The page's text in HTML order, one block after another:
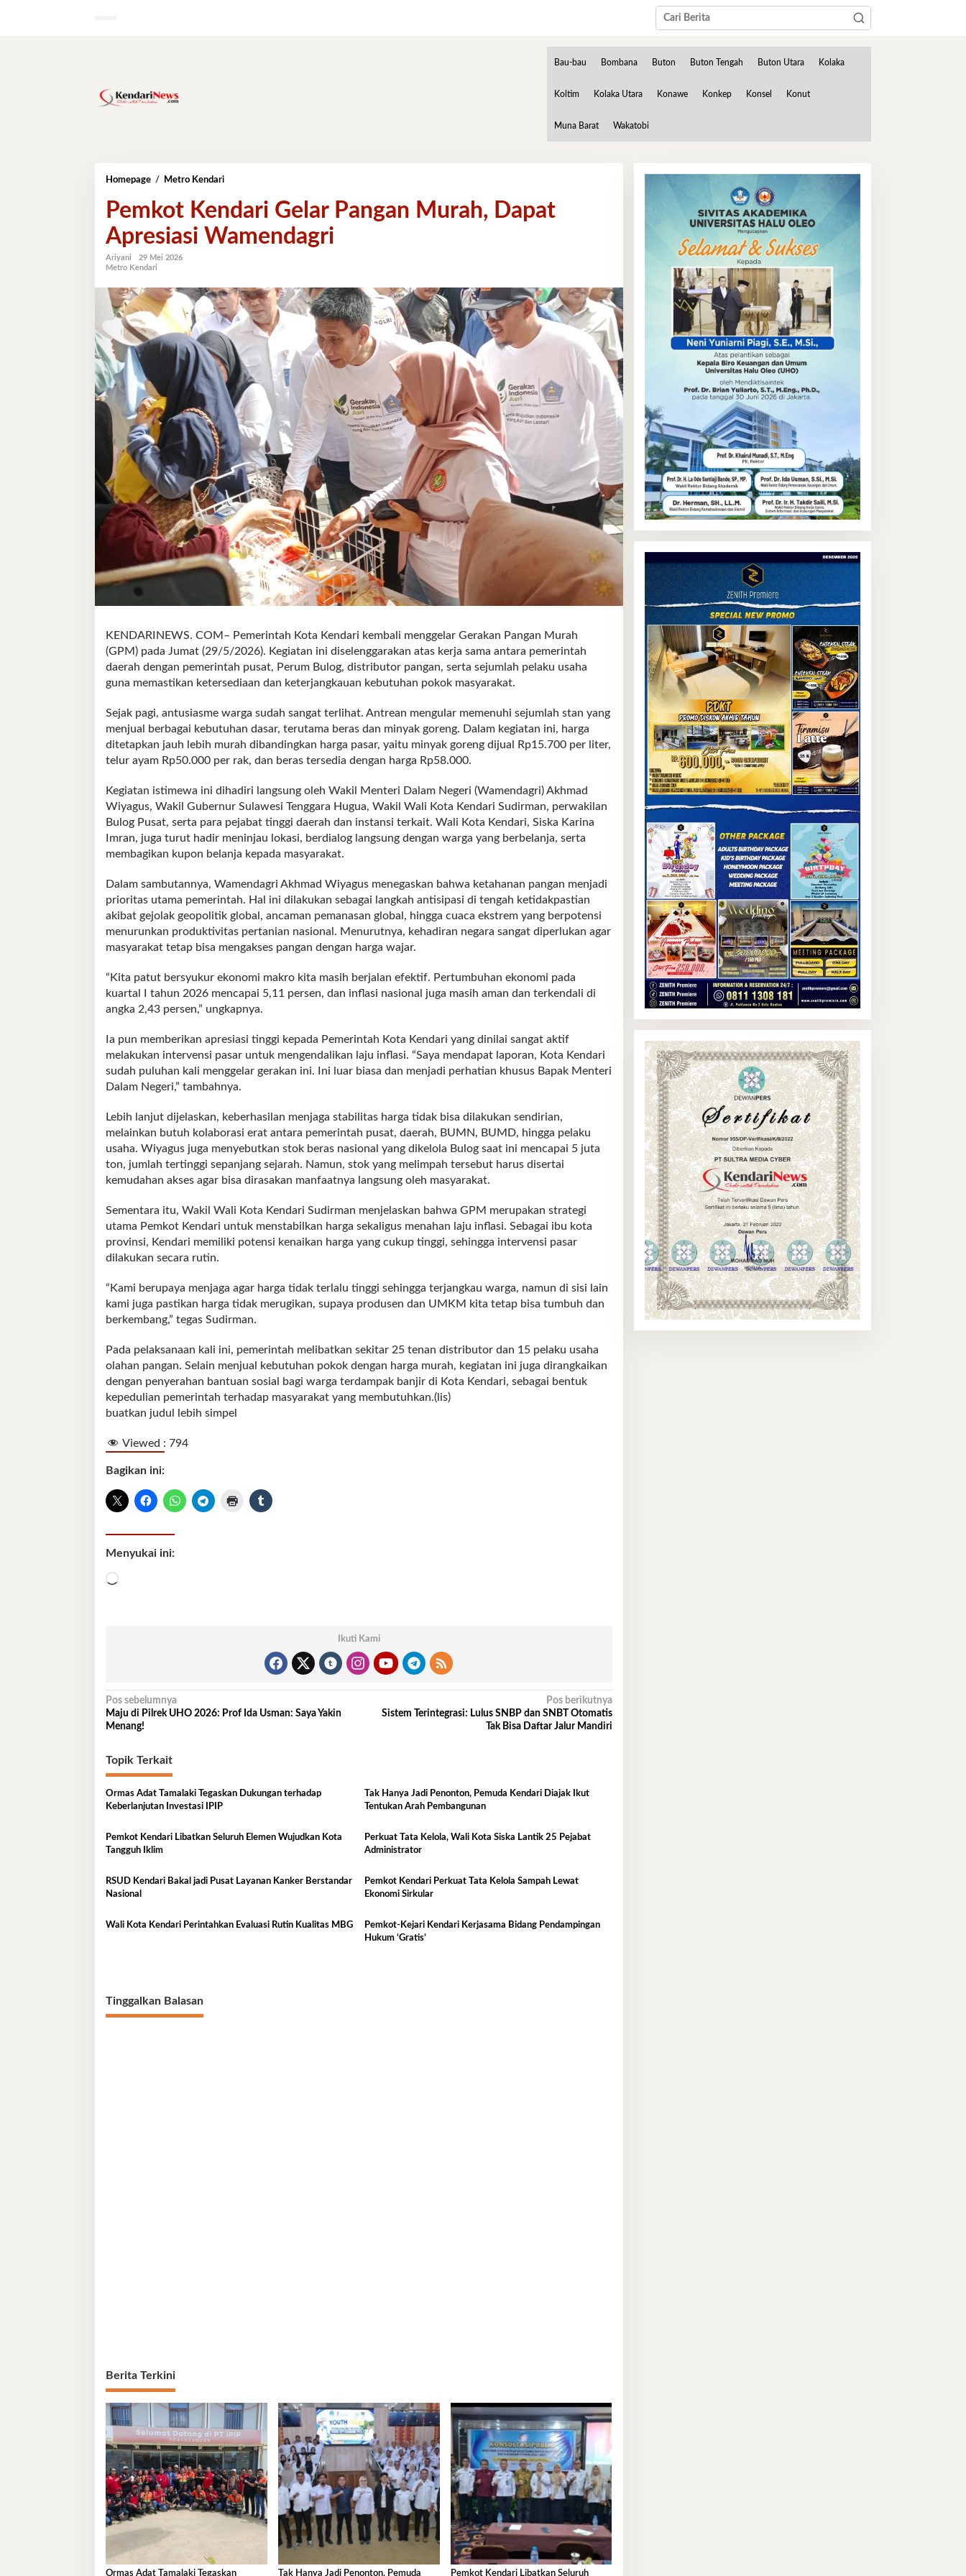
Bau-bau Bombana Buton Buton Tengah Buton Utara Kolaka
Koltim Kolaka Utara Konawe Konkep Konsel Konut
Muna Barat Wakatobi
Homepage / Metro KendariPemkot
Gelar
Pangan
Murah,
Dapat
Pemkot Kendari Gelar Pangan Murah, Dapat
Apresiasi Wamendagri
Ariyani
29 Mei 2026
Metro Kendari
KENDARINEWS. COM– Pemerintah Kota Kendari kembali menggelar Gerakan Pangan Murah
(GPM) pada Jumat (29/5/2026). Kegiatan ini diselenggarakan atas kerja sama antara pemerintah
daerah dengan pemerintah pusat, Perum Bulog, distributor pangan, serta sejumlah pelaku usaha
guna memastikan ketersediaan dan keterjangkauan kebutuhan pokok masyarakat.
Sejak pagi, antusiasme warga sudah sangat terlihat. Antrean mengular memenuhi sejumlah stan yang
menjual berbagai kebutuhan dasar, terutama beras dan minyak goreng. Dalam kegiatan ini, harga
ditetapkan jauh lebih murah dibandingkan harga pasar, yaitu minyak goreng dijual Rp15.700 per liter,
telur ayam Rp50.000 per rak, dan beras tersedia dengan harga Rp58.000.
Kegiatan istimewa ini dihadiri langsung oleh Wakil Menteri Dalam Negeri (Wamendagri) Akhmad
Wiyagus, Wakil Gubernur Sulawesi Tenggara Hugua, Wakil Wali Kota Kendari Sudirman, perwakilan
Bulog Pusat, serta para pejabat tinggi daerah dan instansi terkait. Wali Kota Kendari, Siska Karina
Imran, juga turut hadir meninjau lokasi, berdialog langsung dengan warga yang berbelanja, serta
membagikan kupon belanja kepada masyarakat.
Dalam sambutannya, Wamendagri Akhmad Wiyagus menegaskan bahwa ketahanan pangan menjadi
prioritas utama pemerintah. Hal ini dilakukan sebagai langkah antisipasi di tengah ketidakpastian
akibat gejolak geopolitik global, ancaman pemanasan global, hingga cuaca ekstrem yang berpotensi
menurunkan produktivitas pertanian nasional. Menurutnya, kehadiran negara sangat diperlukan agar
masyarakat tetap bisa mengakses pangan dengan harga wajar.
“Kita patut bersyukur ekonomi makro kita masih berjalan efektif. Pertumbuhan ekonomi pada
kuartal I tahun 2026 mencapai 5,11 persen, dan inflasi nasional juga masih aman dan terkendali di
angka 2,43 persen,” ungkapnya.
Ia pun memberikan apresiasi tinggi kepada Pemerintah Kota Kendari yang dinilai sangat aktif
melakukan intervensi pasar untuk mengendalikan laju inflasi. “Saya mendapat laporan, Kota Kendari
sudah puluhan kali menggelar gerakan ini. Ini luar biasa dan menjadi perhatian khusus Bapak Menteri
Dalam Negeri,” tambahnya.
Lebih lanjut dijelaskan, keberhasilan menjaga stabilitas harga tidak bisa dilakukan sendirian,
melainkan butuh kolaborasi erat antara pemerintah pusat, daerah, BUMN, BUMD, hingga pelaku
usaha. Wiyagus juga menyebutkan stok beras nasional yang dikelola Bulog saat ini mencapai 5 juta
ton, jumlah tertinggi sepanjang sejarah. Namun, stok yang melimpah tersebut harus disertai
kemudahan akses agar bisa dirasakan manfaatnya langsung oleh masyarakat.
Sementara itu, Wakil Wali Kota Kendari Sudirman menjelaskan bahwa GPM merupakan strategi
utama Pemkot Kendari untuk menstabilkan harga sekaligus menahan laju inflasi. Sebagai ibu kota
provinsi, Kendari memiliki potensi kenaikan harga yang cukup tinggi, sehingga intervensi pasar
dilakukan secara rutin.
“Kami berupaya menjaga agar harga tidak terlalu tinggi sehingga terjangkau warga, namun di sisi lain
kami juga pastikan harga tidak merugikan, supaya produsen dan UMKM kita tetap bisa tumbuh dan
berkembang,” tegas Sudirman.
Pada pelaksanaan kali ini, pemerintah melibatkan sekitar 25 tenan distributor dan 15 pelaku usaha
olahan pangan. Selain menjual kebutuhan pokok dengan harga murah, kegiatan ini juga dirangkaikan
dengan penyerahan bantuan sosial bagi warga terdampak banjir di Kota Kendari, sebagai bentuk
kepedulian pemerintah terhadap masyarakat yang membutuhkan.(lis)
buatkan judul lebih simpel
Viewed : 794
Bagikan ini:
Menyukai ini:
Memuat...
Ikuti Kami
Navigasi
pos
Pos sebelumnya
Maju di Pilrek UHO 2026: Prof Ida Usman: Saya Yakin
Menang!
Pos berikutnya
Sistem Terintegrasi: Lulus SNBP dan SNBT Otomatis
Tak Bisa Daftar Jalur Mandiri
Topik Terkait
Ormas Adat Tamalaki Tegaskan Dukungan terhadap
Keberlanjutan Investasi IPIP
Tak Hanya Jadi Penonton, Pemuda Kendari Diajak Ikut
Tentukan Arah Pembangunan
Pemkot Kendari Libatkan Seluruh Elemen Wujudkan Kota
Tangguh Iklim
Perkuat Tata Kelola, Wali Kota Siska Lantik 25 Pejabat
Administrator
RSUD Kendari Bakal jadi Pusat Layanan Kanker Berstandar
Nasional
Pemkot Kendari Perkuat Tata Kelola Sampah Lewat
Ekonomi Sirkular
Wali Kota Kendari Perintahkan Evaluasi Rutin Kualitas MBG
Pemkot-Kejari Kendari Kerjasama Bidang Pendampingan
Hukum ‘Gratis’
Tinggalkan Balasan
Berita Terkini
Ormas Adat Tamalaki Tegaskan Tak Hanya Jadi Penonton, Pemuda Pemkot Kendari Libatkan Seluruh